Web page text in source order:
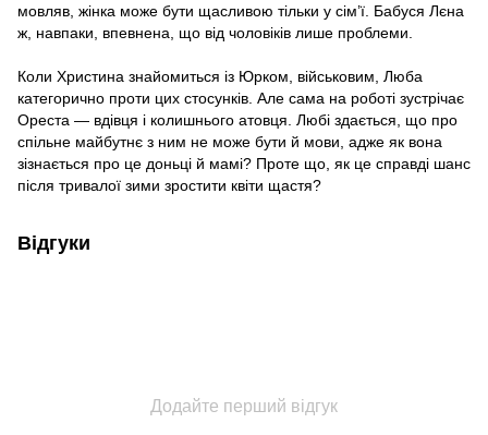
мовляв, жінка може бути щасливою тільки у сім’ї. Бабуся Лєна
ж, навпаки, впевнена, що від чоловіків лише проблеми.
Коли Христина знайомиться із Юрком, військовим, Люба
категорично проти цих стосунків. Але сама на роботі зустрічає
Ореста — вдівця і колишнього атовця. Любі здається, що про
спільне майбутнє з ним не може бути й мови, адже як вона
зізнається про це доньці й мамі? Проте що, як це справді шанс
після тривалої зими зростити квіти щастя?
Відгуки
Додайте перший відгук